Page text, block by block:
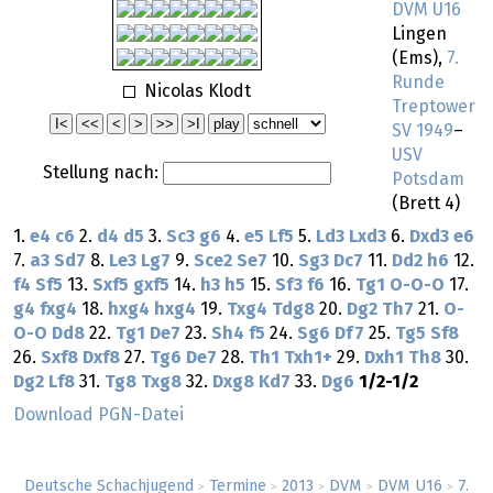
Deutsche Schachjugend > Termine > 2013 > DVM > DVM U16 > 7.
Nicolas Klodt
Stellung nach:
DVM U16
Lingen
(Ems), 7.
Runde
Treptower
SV 1949–
USV
Potsdam
(Brett 4)
1. e4 c6 2. d4 d5 3. Sc3 g6 4. e5 Lf5 5. Ld3 Lxd3 6. Dxd3 e6
7. a3 Sd7 8. Le3 Lg7 9. Sce2 Se7 10. Sg3 Dc7 11. Dd2 h6 12.
f4 Sf5 13. Sxf5 gxf5 14. h3 h5 15. Sf3 f6 16. Tg1 O-O-O 17.
g4 fxg4 18. hxg4 hxg4 19. Txg4 Tdg8 20. Dg2 Th7 21. O-
O-O Dd8 22. Tg1 De7 23. Sh4 f5 24. Sg6 Df7 25. Tg5 Sf8
26. Sxf8 Dxf8 27. Tg6 De7 28. Th1 Txh1+ 29. Dxh1 Th8 30.
Dg2 Lf8 31. Tg8 Txg8 32. Dxg8 Kd7 33. Dg6 1/2-1/2
Download PGN-Datei